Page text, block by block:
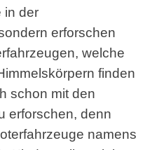
in der
erforschen
welche
finden
schon mit den
erforschen, denn
namens